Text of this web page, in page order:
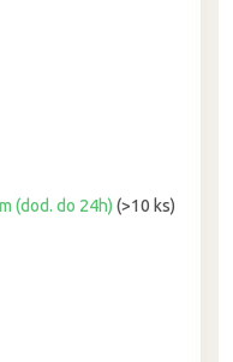
(dod. do 24h)(>10 ks)